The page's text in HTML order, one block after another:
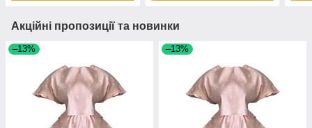
Акційні пропозиції та новинки
–13% –13%